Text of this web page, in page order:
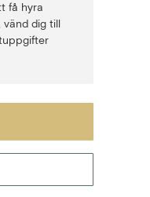
få hyra
vänd dig till